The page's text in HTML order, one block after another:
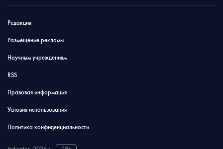
Редакция
Размещение рекламы
Научным учреждениям
RSS
Правовая информация
Условия использования
Политика конфиденциальности